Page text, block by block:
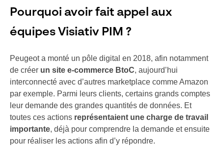
Pourquoi avoir fait appel aux
équipes Visiativ PIM ?
Peugeot a monté un pôle digital en 2018, afin notamment
de créer un site e-commerce BtoC, aujourd’hui
interconnecté avec d’autres marketplace comme Amazon
par exemple. Parmi leurs clients, certains grands comptes
leur demande des grandes quantités de données. Et
toutes ces actions représentaient une charge de travail
importante, déjà pour comprendre la demande et ensuite
pour réaliser les actions afin d’y répondre.